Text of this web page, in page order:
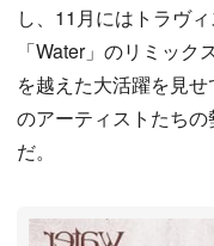
し、11月にはトラヴ
「Water」のリミッ
を越えた大活躍を見
のアーティストたち
だ。